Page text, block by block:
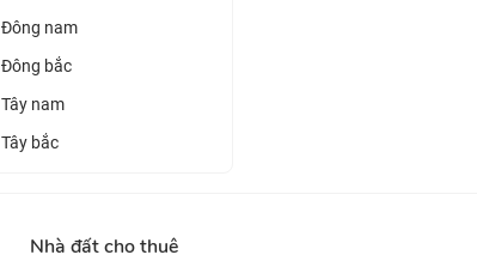
Đông nam
Đông bắc
Tây nam
Tây bắc
Nhà đất cho thuê